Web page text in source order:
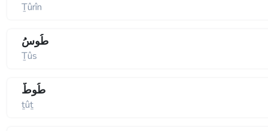
Ṯûrîn
طُوسُ
Ṯûs
طُوطٌ
ṯûṯ